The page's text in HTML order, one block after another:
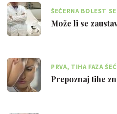
ŠEĆERNA BOLEST
MNOGI NITI NE
Može li se
PRVA, TIHA FAZA
I DO 10 GODINA
Prepoznaj tihe